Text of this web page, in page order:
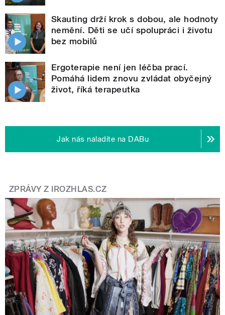
Skauting drží krok s dobou, ale hodnoty
nemění. Děti se učí spolupráci i životu
bez mobilů
Ergoterapie není jen léčba prací.
Pomáhá lidem znovu zvládat obyčejný
život, říká terapeutka
Jak nás naladíte na DABu
ZPRÁVY Z IROZHLAS.CZ